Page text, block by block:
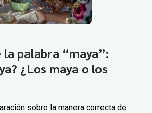
palabra “maya”:
¿Los maya o los
sobre la manera correcta de